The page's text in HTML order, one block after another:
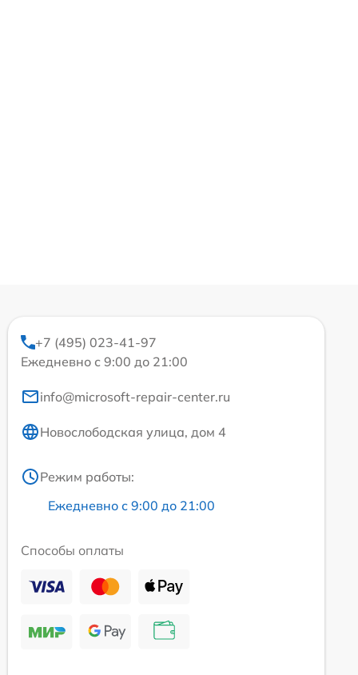
+7 (495) 023-41-97
Ежедневно с 9:00 до 21:00
info@microsoft-repair-center.ru
Новослободская улица, дом 4
Режим работы:
Ежедневно с 9:00 до 21:00
Способы оплаты